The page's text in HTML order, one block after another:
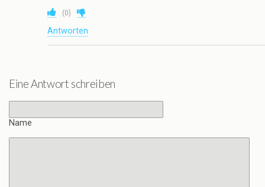
(0)
Antworten
Eine Antwort schreiben
Name